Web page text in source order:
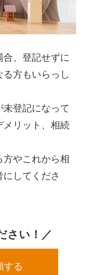
、登記せずに
方もいらっし
登記になって
メリット、相続
やこれから相
してくださ
さい！／
する